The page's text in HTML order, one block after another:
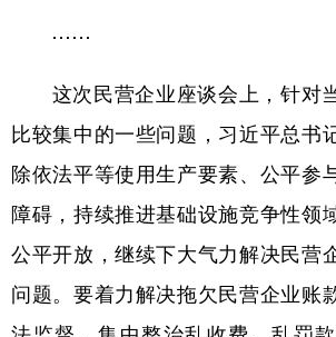
这次民营企业座谈会上，针对
比较集中的一些问题，习近平总书
除依法平等使用生产要素、公平参
障碍，持续推进基础设施竞争性领
公平开放，继续下大气力解决民营
问题。要着力解决拖欠民营企业账